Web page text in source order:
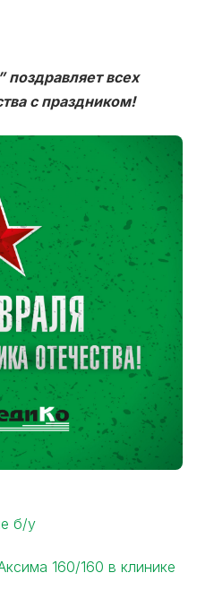
всех
с праздником!
б/у
160/160 в клинике